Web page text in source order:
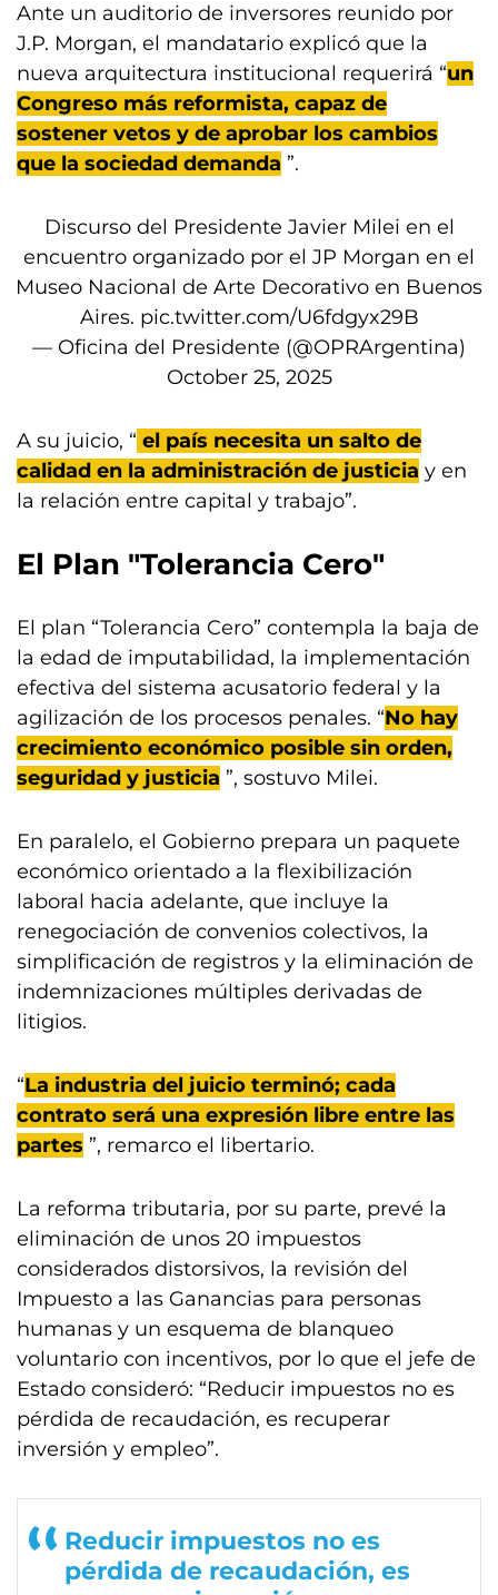
Ante un auditorio de inversores reunido por
J.P. Morgan, el mandatario explicó que la
nueva arquitectura institucional requerirá “un
Congreso más reformista, capaz de
sostener vetos y de aprobar los cambios
que la sociedad demanda ”.
Discurso del Presidente Javier Milei en el
encuentro organizado por el JP Morgan en el
Museo Nacional de Arte Decorativo en Buenos
Aires. pic.twitter.com/U6fdgyx29B
— Oficina del Presidente (@OPRArgentina)
October 25, 2025
A su juicio, “ el país necesita un salto de
calidad en la administración de justicia y en
la relación entre capital y trabajo”.
El Plan "Tolerancia Cero"
El plan “Tolerancia Cero” contempla la baja de
la edad de imputabilidad, la implementación
efectiva del sistema acusatorio federal y la
agilización de los procesos penales. “No hay
crecimiento económico posible sin orden,
seguridad y justicia ”, sostuvo Milei.
En paralelo, el Gobierno prepara un paquete
económico orientado a la flexibilización
laboral hacia adelante, que incluye la
renegociación de convenios colectivos, la
simplificación de registros y la eliminación de
indemnizaciones múltiples derivadas de
litigios.
“La industria del juicio terminó; cada
contrato será una expresión libre entre las
partes ”, remarco el libertario.
La reforma tributaria, por su parte, prevé la
eliminación de unos 20 impuestos
considerados distorsivos, la revisión del
Impuesto a las Ganancias para personas
humanas y un esquema de blanqueo
voluntario con incentivos, por lo que el jefe de
Estado consideró: “Reducir impuestos no es
pérdida de recaudación, es recuperar
inversión y empleo”.
Reducir impuestos no es
pérdida de recaudación, es